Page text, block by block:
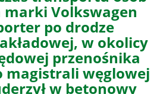
marki Volkswagen
po drodze
w okolicy
przenośnika
magistrali węglowej
w betonowy